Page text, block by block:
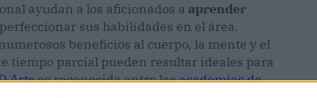
ayudan a los aficionados a aprender
sus habilidades en el área.
beneficios al cuerpo, la mente y el
tiempo parcial pueden resultar ideales para
Artses reconocida entre lasacademias de